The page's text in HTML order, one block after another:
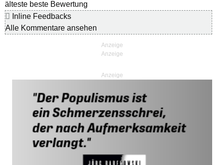
älteste beste Bewertung
Inline Feedbacks
Alle Kommentare ansehen
Anzeige